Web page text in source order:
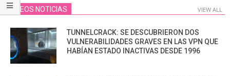
VIDEOS NOTICIAS VIEW ALL
TUNNELCRACK: SE DESCUBRIERON DOS
VULNERABILIDADES GRAVES EN LAS VPN QUE
HABÍAN ESTADO INACTIVAS DESDE 1996